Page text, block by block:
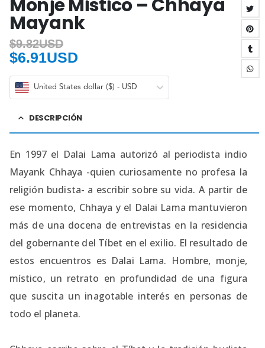
Monje Mistico – Chhaya
Mayank
$9.82USD
$6.91USD
United States dollar ($) - USD
DESCRIPCIÓN
En 1997 el Dalai Lama autorizó al periodista indio
Mayank Chhaya -quien curiosamente no profesa la
religión budista- a escribir sobre su vida. A partir de
ese momento, Chhaya y el Dalai Lama mantuvieron
más de una docena de entrevistas en la residencia
del gobernante del Tíbet en el exilio. El resultado de
estos encuentros es Dalai Lama. Hombre, monje,
místico, un retrato en profundidad de una figura
que suscita un inagotable interés en personas de
todo el planeta.